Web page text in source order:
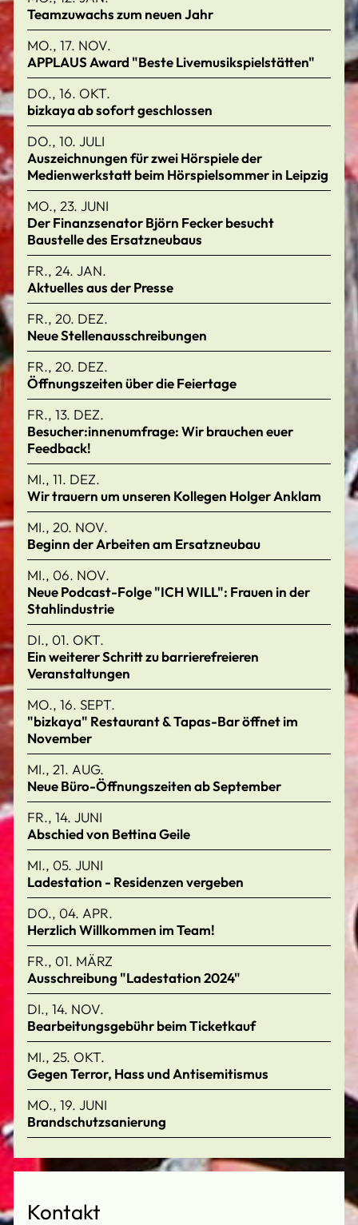
Teamzuwachs zum neuen Jahr
MO., 17. NOV.
APPLAUS Award "Beste Livemusikspielstätten"
DO., 16. OKT.
bizkaya ab sofort geschlossen
DO., 10. JULI
Auszeichnungen für zwei Hörspiele der
Medienwerkstatt beim Hörspielsommer in Leipzig
MO., 23. JUNI
Der Finanzsenator Björn Fecker besucht
Baustelle des Ersatzneubaus
FR., 24. JAN.
Aktuelles aus der Presse
FR., 20. DEZ.
Neue Stellenausschreibungen
FR., 20. DEZ.
Öffnungszeiten über die Feiertage
FR., 13. DEZ.
Besucher:innenumfrage: Wir brauchen euer
Feedback!
MI., 11. DEZ.
Wir trauern um unseren Kollegen Holger Anklam
MI., 20. NOV.
Beginn der Arbeiten am Ersatzneubau
MI., 06. NOV.
Neue Podcast-Folge "ICH WILL": Frauen in der
Stahlindustrie
DI., 01. OKT.
Ein weiterer Schritt zu barrierefreieren
Veranstaltungen
MO., 16. SEPT.
"bizkaya" Restaurant & Tapas-Bar öffnet im
November
MI., 21. AUG.
Neue Büro-Öffnungszeiten ab September
FR., 14. JUNI
Abschied von Bettina Geile
MI., 05. JUNI
Ladestation - Residenzen vergeben
DO., 04. APR.
Herzlich Willkommen im Team!
FR., 01. MÄRZ
Ausschreibung "Ladestation 2024"
DI., 14. NOV.
Bearbeitungsgebühr beim Ticketkauf
MI., 25. OKT.
Gegen Terror, Hass und Antisemitismus
MO., 19. JUNI
Brandschutzsanierung
Kontakt